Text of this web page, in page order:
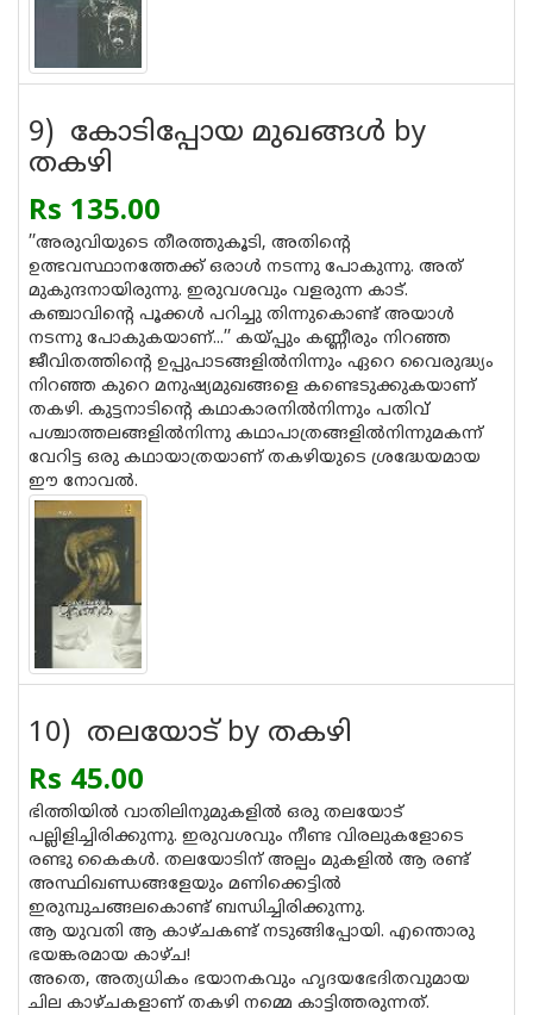
9) കോടിപ്പോയ മുഖങ്ങള്‍ by
തകഴി
Rs 135.00
’’അരുവിയുടെ തീരത്തുകൂടി, അതിന്റെ
ഉത്ഭവസ്ഥാനത്തേക്ക് ഒരാള്‍ നടന്നു പോകുന്നു. അത്
മുകുന്ദനായിരുന്നു. ഇരുവശവും വളരുന്ന കാട്.
കഞ്ചാവിന്റെ പൂക്കള്‍ പറിച്ചു തിന്നുകൊണ്ട് അയാള്‍
നടന്നു പോകുകയാണ്...’’ കയ്പ്പും കണ്ണീരും നിറഞ്ഞ
ജീവിതത്തിന്റെ ഉപ്പുപാടങ്ങളില്‍നിന്നും ഏറെ വൈരുദ്ധ്യം
നിറഞ്ഞ കുറെ മനുഷ്യമുഖങ്ങളെ കണ്ടെടുക്കുകയാണ്
തകഴി. കുട്ടനാടിന്റെ കഥാകാരനില്‍നിന്നും പതിവ്
പശ്ചാത്തലങ്ങളില്‍നിന്നു കഥാപാത്രങ്ങളില്‍നിന്നുമകന്ന്
വേറിട്ട ഒരു കഥായാത്രയാണ് തകഴിയുടെ ശ്രദ്ധേയമായ
ഈ നോവല്‍.
10) തലയോട് by തകഴി
Rs 45.00
ഭിത്തിയില്‍ വാതിലിനുമുകളില്‍ ഒരു തലയോട്
പല്ലിളിച്ചിരിക്കുന്നു. ഇരുവശവും നീണ്ട വിരലുകളോടെ
രണ്ടു കൈകള്‍. തലയോടിന് അല്പം മുകളില്‍ ആ രണ്ട്
അസ്ഥിഖണ്ഡങ്ങളേയും മണിക്കെട്ടില്‍
ഇരുമ്പുചങ്ങലകൊണ്ട് ബന്ധിച്ചിരിക്കുന്നു.
ആ യുവതി ആ കാഴ്ചകണ്ട് നടുങ്ങിപ്പോയി. എന്തൊരു
ഭയങ്കരമായ കാഴ്ച!
അതെ, അത്യധികം ഭയാനകവും ഹൃദയഭേദിതവുമായ
ചില കാഴ്ചകളാണ് തകഴി നമ്മെ കാട്ടിത്തരുന്നത്.